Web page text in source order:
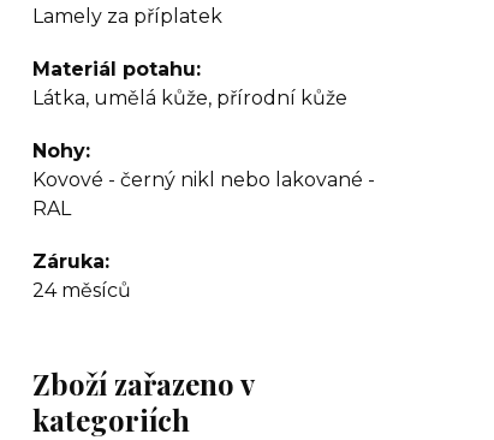
Lamely za příplatek
Materiál potahu
Látka, umělá kůže, přírodní kůže
Nohy
Kovové - černý nikl nebo lakované -
RAL
Záruka
24 měsíců
Zboží zařazeno v
kategoriích